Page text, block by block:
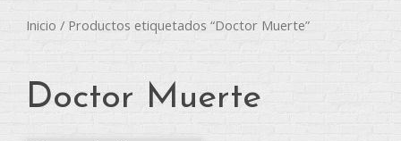
Inicio / Productos etiquetados “Doctor Muerte”
Doctor Muerte